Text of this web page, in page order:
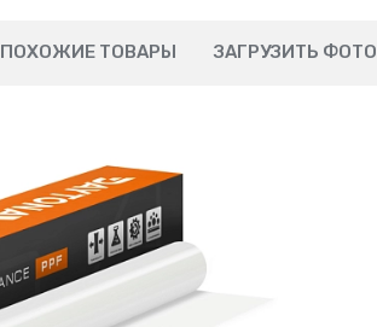
ПОХОЖИЕ ТОВАРЫ ЗАГРУЗИТЬ ФОТО